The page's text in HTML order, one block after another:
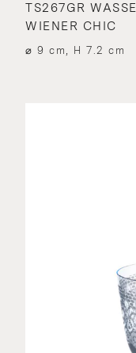
TS267GR
WIENER CHIC
⌀ 9 cm, H 7.2 cm